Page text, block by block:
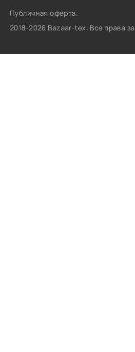
Публичная оферта.
2018-2026 Bazaar-tex. Все права